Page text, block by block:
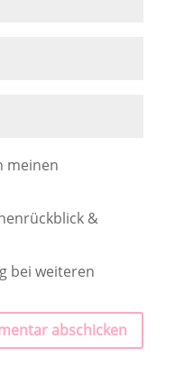
meinen
&
bei weiteren
abschicken